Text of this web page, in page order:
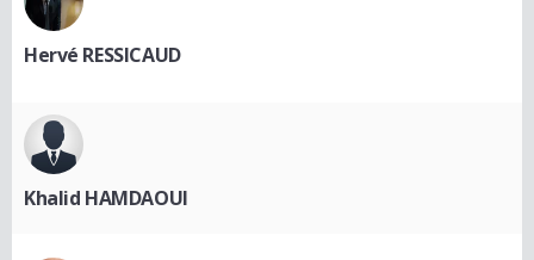
Hervé RESSICAUD
Khalid HAMDAOUI